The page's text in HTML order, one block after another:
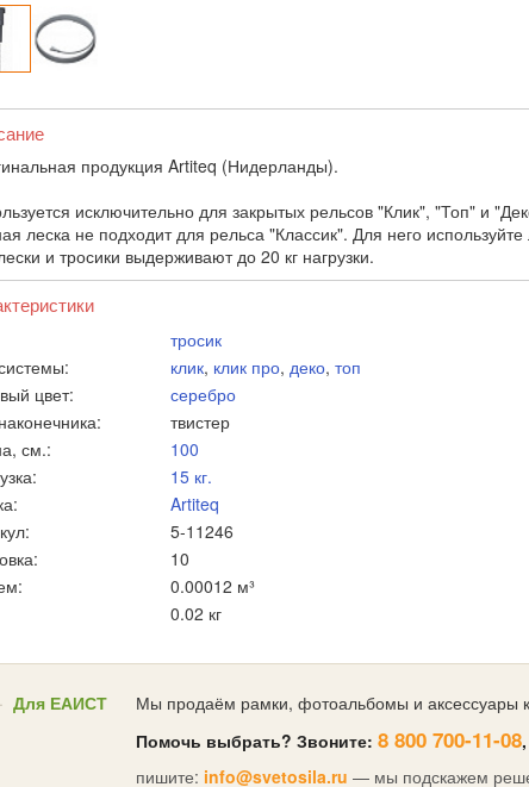
продукция Artiteq (Нидерланды).
исключительно для закрытых рельсов "Клик", "Топ" и
леска не подходит для рельса "Классик". Для него
и тросики выдерживают до 20 кг нагрузки.
тросик
клик, клик про, деко, топ
цвет:
серебро
твистер
см.:
100
15 кг.
Artiteq
5-11246
10
0.00012 м³
0.02 кг
Для ЕАИСТ
Мы продаём рамки, фотоальбомы и аксессуары
Помочь выбрать? Звоните: 8 800 700-11-08,
пишите: info@svetosila.ru — мы подскажем